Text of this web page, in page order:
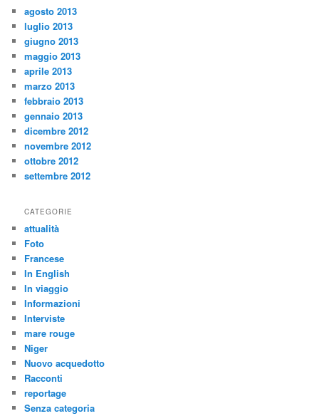
agosto 2013
luglio 2013
giugno 2013
maggio 2013
aprile 2013
marzo 2013
febbraio 2013
gennaio 2013
dicembre 2012
novembre 2012
ottobre 2012
settembre 2012
CATEGORIE
attualità
Foto
Francese
In English
In viaggio
Informazioni
Interviste
mare rouge
Niger
Nuovo acquedotto
Racconti
reportage
Senza categoria